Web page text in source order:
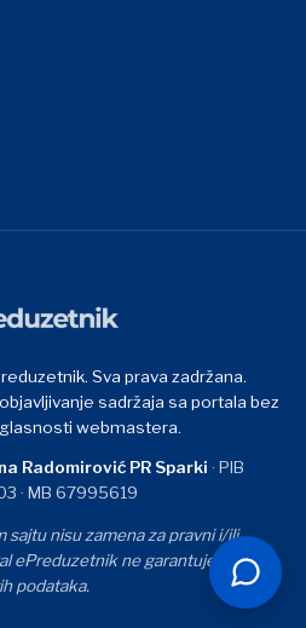
Sva prava zadržana.
sadržaja sa portala bez
webmastera.
Radomirović PR Sparki · PIB
· MB 67995619
sajtu nisu zamena za pravni i/ili
ePreduzetnik ne garantuje tačnost
podataka.